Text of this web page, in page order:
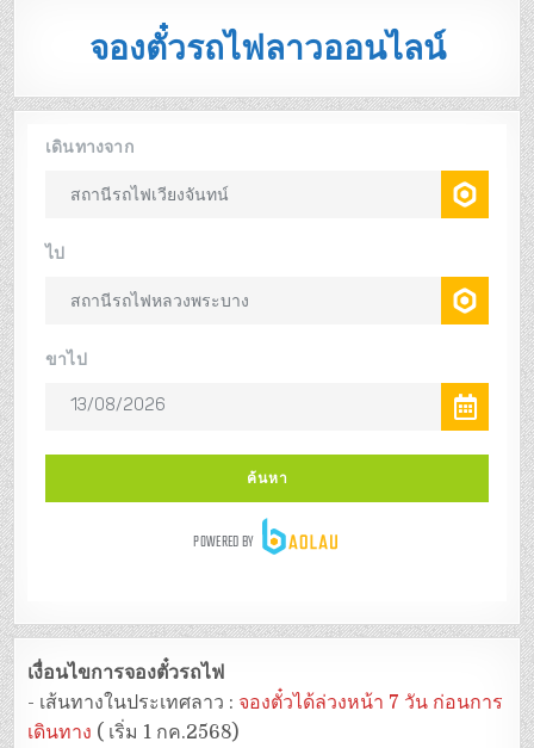
จองตั๋วรถไฟลาวออนไลน์
เงื่อนไขการจองตั๋วรถไฟ
- เส้นทางในประเทศลาว : จองตั๋วได้ล่วงหน้า 7 วัน ก่อนการ
เดินทาง ( เริ่ม 1 กค.2568)